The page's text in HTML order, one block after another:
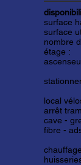
surface
surface
nombre
étage :
local
arrêt
cave -
fibre -